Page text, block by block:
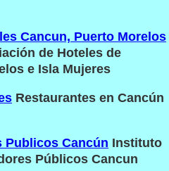
Cancun, Puerto Morelos
de Hoteles de
e Isla Mujeres
Restaurantes en Cancún
Publicos Cancún Instituto
Públicos Cancun